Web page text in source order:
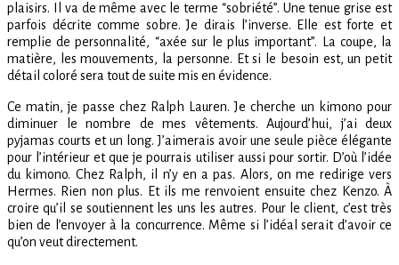
plaisirs. Il va de même avec le terme “sobriété”. Une tenue grise est
parfois décrite comme sobre. Je dirais l’inverse. Elle est forte et
remplie de personnalité, “axée sur le plus important”. La coupe, la
matière, les mouvements, la personne. Et si le besoin est, un petit
détail coloré sera tout de suite mis en évidence.
Ce matin, je passe chez Ralph Lauren. Je cherche un kimono pour
diminuer le nombre de mes vêtements. Aujourd’hui, j’ai deux
pyjamas courts et un long. J’aimerais avoir une seule pièce élégante
pour l’intérieur et que je pourrais utiliser aussi pour sortir. D’où l’idée
du kimono. Chez Ralph, il n’y en a pas. Alors, on me redirige vers
Hermes. Rien non plus. Et ils me renvoient ensuite chez Kenzo. À
croire qu’il se soutiennent les uns les autres. Pour le client, c’est très
bien de l’envoyer à la concurrence. Même si l’idéal serait d’avoir ce
qu’on veut directement.